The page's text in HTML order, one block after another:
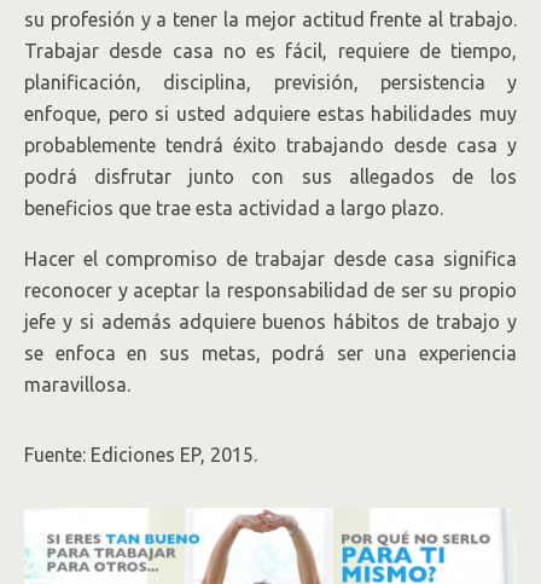
su profesión y a tener la mejor actitud frente al trabajo.
Trabajar desde casa no es fácil, requiere de tiempo,
planificación, disciplina, previsión, persistencia y
enfoque, pero si usted adquiere estas habilidades muy
probablemente tendrá éxito trabajando desde casa y
podrá disfrutar junto con sus allegados de los
beneficios que trae esta actividad a largo plazo.
Hacer el compromiso de trabajar desde casa significa
reconocer y aceptar la responsabilidad de ser su propio
jefe y si además adquiere buenos hábitos de trabajo y
se enfoca en sus metas, podrá ser una experiencia
maravillosa.
Fuente: Ediciones EP, 2015.